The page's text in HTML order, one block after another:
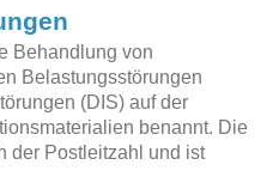
Behandlung von
Belastungsstörungen
(DIS) auf der
benannt. Die
der Postleitzahl und ist